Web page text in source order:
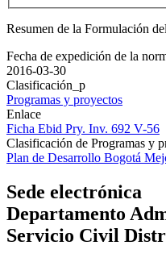
Resumen de la Formulación
Fecha de expedición de la
2016-03-30
Clasificación_p
Programas y proyectos
Enlace
Ficha Ebid Pry. Inv. 692 V-56
Clasificación de Programas y
Plan de Desarrollo Bogotá
Sede electrónica
Departamento
Servicio Civil